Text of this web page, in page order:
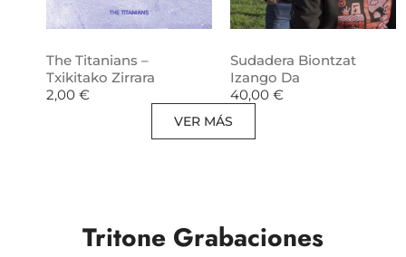
The Titanians –
Txikitako Zirrara
2,00 €
Sudadera Biontzat
Izango Da
40,00 €
VER MÁS
Tritone Grabaciones